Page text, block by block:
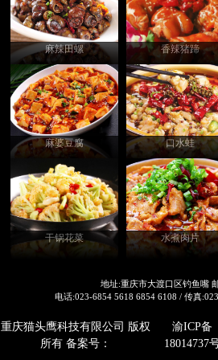
麻辣田螺
麻婆豆腐
干锅花菜
香辣猪蹄
口水蛙
水煮肉片
地址:重庆市大渡口区钓鱼嘴
电话:023-6854 5618 6854 6108 / 传真
重庆猫头鹰科技有限公司 版权
所有 备案号：
渝ICP备
18014737